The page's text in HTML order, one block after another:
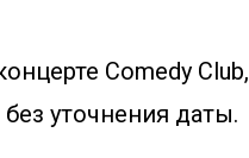
Comedy Club,
уточнения даты.